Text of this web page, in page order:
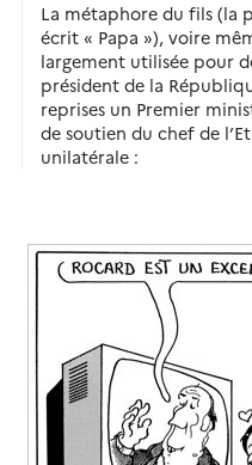
La métaphore du fils (la
écrit « Papa »), voire
largement utilisée pour
président de la
reprises un Premier
de soutien du chef de
unilatérale :